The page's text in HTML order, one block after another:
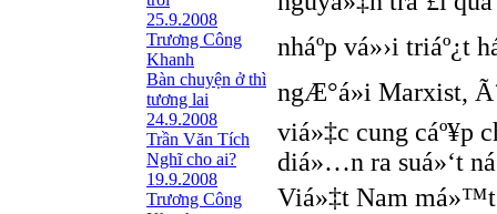
25.9.2008
Trương Công
Khanh
Bàn chuyện ở thì
tương lai
24.9.2008
Trần Văn Tích
Nghĩ cho ai?
19.9.2008
Trương Công
nháº­p vá»›i triáº¿t
ngÆ°á»i Marxist,
viá»‡c cung cáº¥p
diá»…n ra suá»‘t
Viá»‡t Nam má»™t